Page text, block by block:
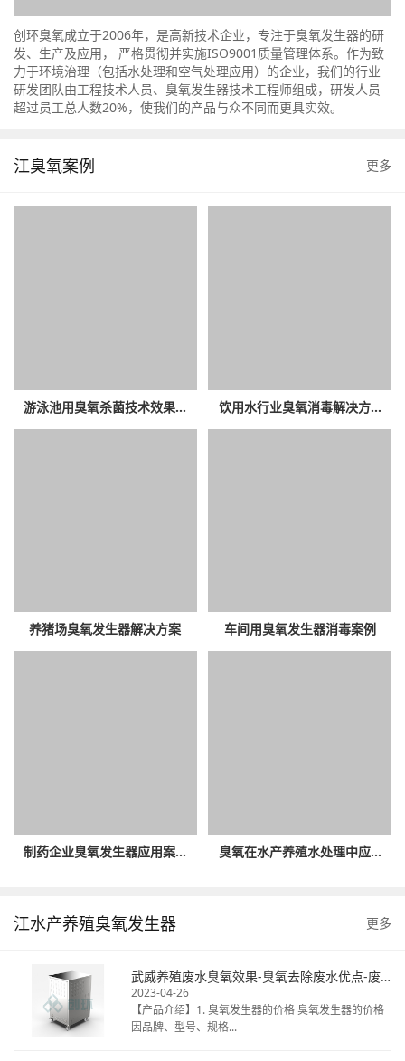
创环臭氧成立于2006年，是高新技术企业，专注于臭氧发生器的研
发、生产及应用， 严格贯彻并实施ISO9001质量管理体系。作为致
力于环境治理（包括水处理和空气处理应用）的企业，我们的行业
研发团队由工程技术人员、臭氧发生器技术工程师组成，研发人员
超过员工总人数20%，使我们的产品与众不同而更具实效。
江臭氧案例 更多
游泳池用臭氧杀菌技术效果... 饮用水行业臭氧消毒解决方...
养猪场臭氧发生器解决方案 车间用臭氧发生器消毒案例
制药企业臭氧发生器应用案... 臭氧在水产养殖水处理中应...
江水产养殖臭氧发生器 更多
武威养殖废水臭氧效果-臭氧去除废水优点-废水臭氧消毒厂家
2023-04-26
【产品介绍】1. 臭氧发生器的价格 臭氧发生器的价格
因品牌、型号、规格...